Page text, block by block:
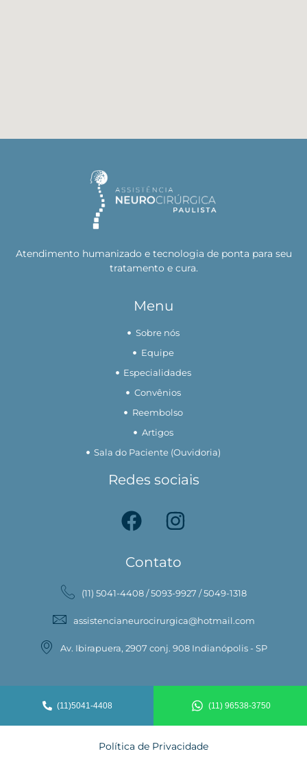
Atendimento humanizado e tecnologia de ponta para seu
tratamento e cura.
Menu
Sobre nós
Equipe
Especialidades
Convênios
Reembolso
Artigos
Sala do Paciente (Ouvidoria)
Redes sociais
Contato
(11) 5041-4408 / 5093-9927 / 5049-1318
assistencianeurocirurgica@hotmail.com
Av. Ibirapuera, 2907 conj. 908 Indianópolis - SP
(11)5041-4408 (11) 96538-3750
Política de Privacidade